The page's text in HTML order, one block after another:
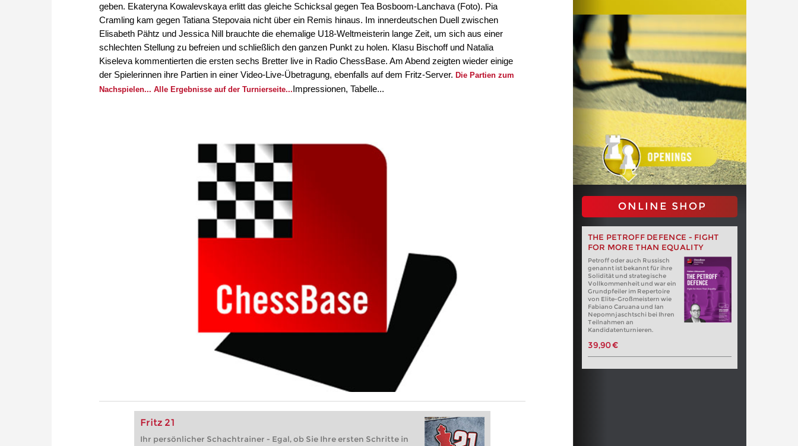
geben. Ekateryna Kowalevskaya erlitt das gleiche Schicksal gegen Tea Bosboom-Lanchava (Foto). Pia
Cramling kam gegen Tatiana Stepovaia nicht über ein Remis hinaus. Im innerdeutschen Duell zwischen
Elisabeth Pähtz und Jessica Nill brauchte die ehemalige U18-Weltmeisterin lange Zeit, um sich aus einer
schlechten Stellung zu befreien und schließlich den ganzen Punkt zu holen. Klasu Bischoff und Natalia
Kiseleva kommentierten die ersten sechs Bretter live in Radio ChessBase. Am Abend zeigten wieder einige
der Spielerinnen ihre Partien in einer Video-Live-Übetragung, ebenfalls auf dem Fritz-Server. Die Partien zum
Nachspielen... Alle Ergebnisse auf der Turnierseite...Impressionen, Tabelle...
Fritz 21
Ihr persönlicher Schachtrainer - Egal, ob Sie Ihre ersten Schritte in
ONLINE SHOP
THE PETROFF DEFENCE - FIGHT
FOR MORE THAN EQUALITY
Petroff oder auch Russisch
genannt ist bekannt für ihre
Solidität und strategische
Vollkommenheit und war ein
Grundpfeiler im Repertoire
von Elite-Großmeistern wie
Fabiano Caruana und Ian
Nepomnjaschtschi bei Ihren
Teilnahmen an
Kandidatenturnieren.
39,90 €